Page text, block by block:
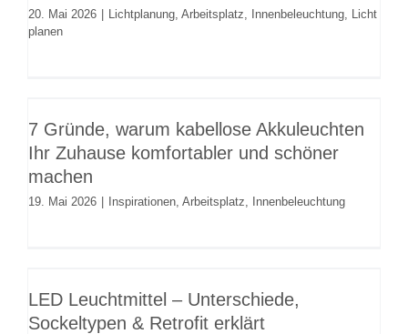
20. Mai 2026 Lichtplanung, Arbeitsplatz Innenbeleuchtung,
Licht
planen
komfortabler und schöner machen
Inspirationen Arbeitsplatz Innenbeleuchtung
7 Gründe, warum kabellose Akkuleuchten
Ihr Zuhause komfortabler und schöner
machen
19. Mai 2026 Inspirationen, Arbeitsplatz Innenbeleuchtung
Sockeltypen & Retrofit erklärt
LED Technik
LED Leuchtmittel – Unterschiede,
Sockeltypen & Retrofit erklärt